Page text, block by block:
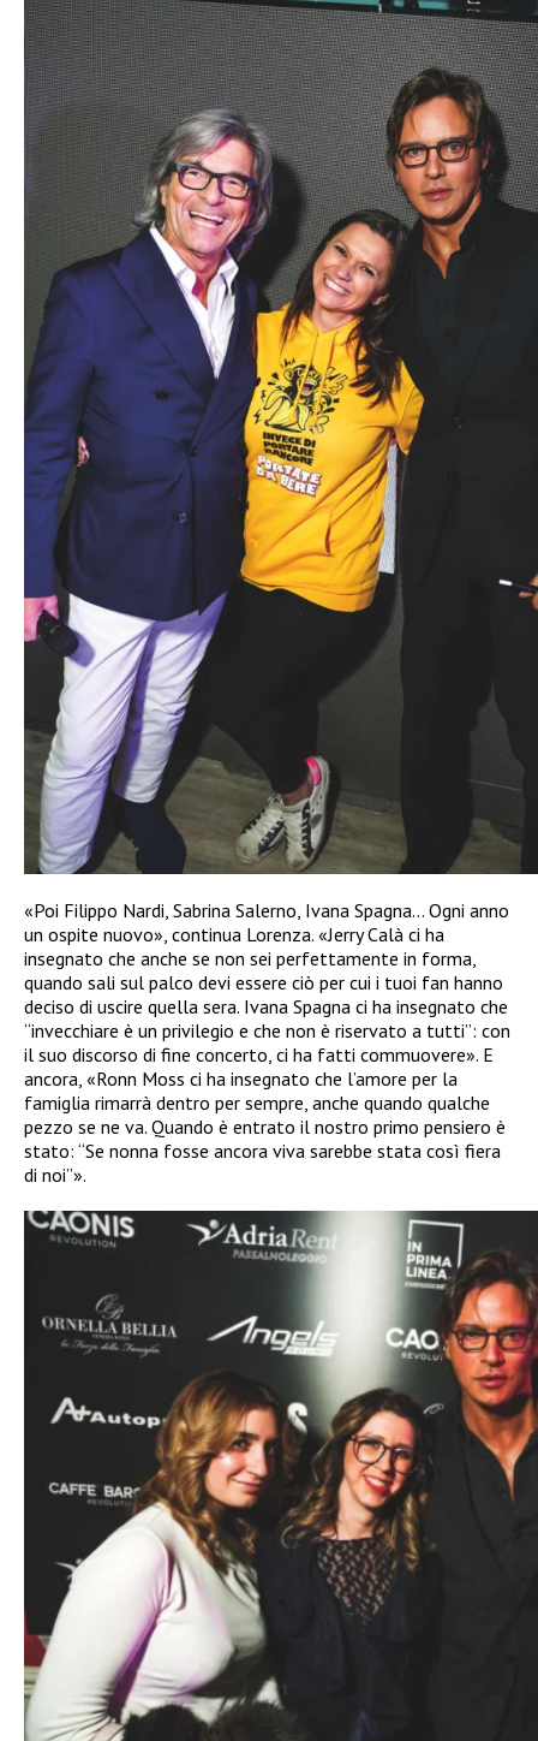
«Poi Filippo Nardi, Sabrina Salerno, Ivana Spagna… Ogni anno
un ospite nuovo», continua Lorenza. «Jerry Calà ci ha
insegnato che anche se non sei perfettamente in forma,
quando sali sul palco devi essere ciò per cui i tuoi fan hanno
deciso di uscire quella sera. Ivana Spagna ci ha insegnato che
“invecchiare è un privilegio e che non è riservato a tutti”: con
il suo discorso di fine concerto, ci ha fatti commuovere». E
ancora, «Ronn Moss ci ha insegnato che l’amore per la
famiglia rimarrà dentro per sempre, anche quando qualche
pezzo se ne va. Quando è entrato il nostro primo pensiero è
stato: “Se nonna fosse ancora viva sarebbe stata così fiera
di noi”».